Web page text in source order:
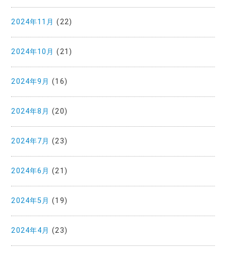
2024年11月 (22)
2024年10月 (21)
2024年9月 (16)
2024年8月 (20)
2024年7月 (23)
2024年6月 (21)
2024年5月 (19)
2024年4月 (23)